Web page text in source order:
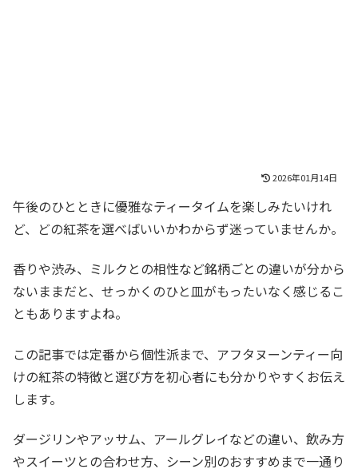
2026年01月14日
午後のひとときに優雅なティータイムを楽しみたいけれ
ど、どの紅茶を選べばいいかわからず迷っていませんか。
香りや渋み、ミルクとの相性など銘柄ごとの違いが分から
ないままだと、せっかくのひと皿がもったいなく感じるこ
ともありますよね。
この記事では定番から個性派まで、アフタヌーンティー向
けの紅茶の特徴と選び方を初心者にも分かりやすくお伝え
します。
ダージリンやアッサム、アールグレイなどの違い、飲み方
やスイーツとの合わせ方、シーン別のおすすめまで一通り